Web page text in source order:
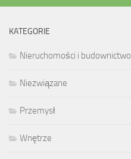
KATEGORIE
Nieruchomości i budownictwo
Niezwiązane
Przemysł
Wnętrze